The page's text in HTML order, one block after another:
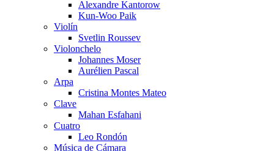
Alexandre Kantorow
Kun-Woo Paik
Violín
Svetlin Roussev
Violonchelo
Johannes Moser
Aurélien Pascal
Arpa
Cristina Montes Mateo
Clave
Mahan Esfahani
Cuatro
Leo Rondón
Música de Cámara